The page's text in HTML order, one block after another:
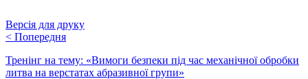
Версія для друку
< Попередня
Тренінг на тему: «Вимоги безпеки під час механічної обробки
литва на верстатах абразивної групи»